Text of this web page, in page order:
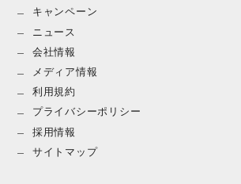
キャンペーン
ニュース
会社情報
メディア情報
利用規約
プライバシーポリシー
採用情報
サイトマップ